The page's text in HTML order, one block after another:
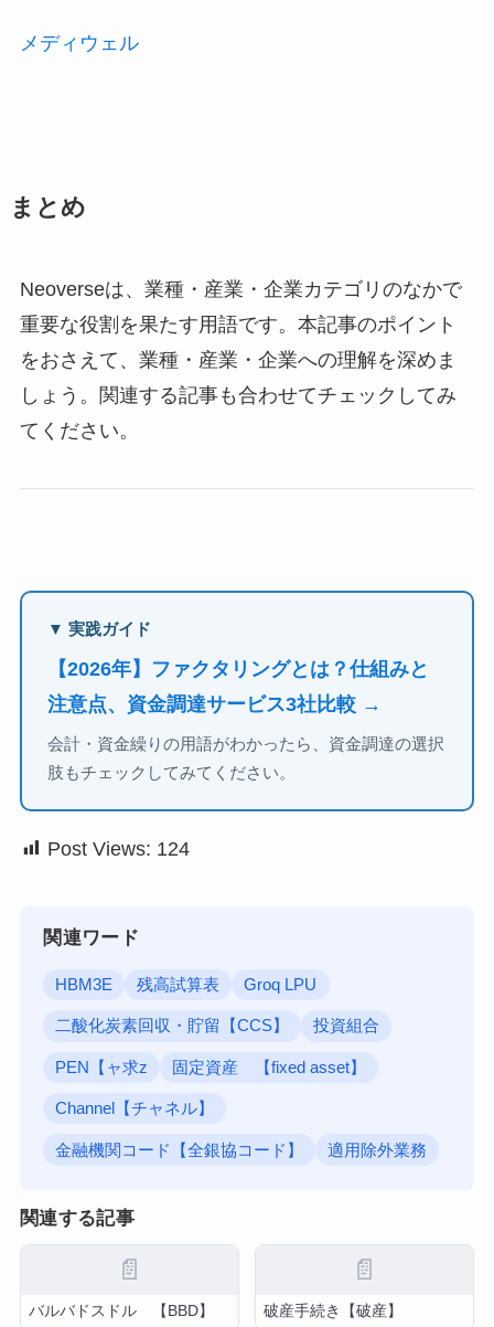
メディウェル
まとめ
Neoverseは、業種・産業・企業カテゴリのなかで
重要な役割を果たす用語です。本記事のポイント
をおさえて、業種・産業・企業への理解を深めま
しょう。関連する記事も合わせてチェックしてみ
てください。
▼ 実践ガイド
【2026年】ファクタリングとは？仕組みと
注意点、資金調達サービス3社比較 →
会計・資金繰りの用語がわかったら、資金調達の選択
肢もチェックしてみてください。
Post Views: 124
関連ワード
HBM3E 残高試算表 Groq LPU
二酸化炭素回収・貯留【CCS】 投資組合
PEN【ャ求z 固定資産 【fixed asset】
Channel【チャネル】
金融機関コード【全銀協コード】 適用除外業務
関連する記事
📄
バルバドスドル 【BBD】
📄
破産手続き【破産】